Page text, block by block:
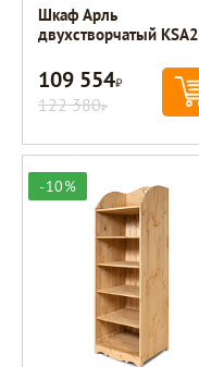
Шкаф Арль
двухстворчатый KSA2
109 554Р
122 380Р
-10%